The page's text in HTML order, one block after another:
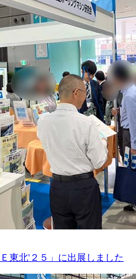
東北'２５」に出展しました